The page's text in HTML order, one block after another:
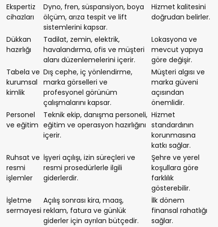
Ekspertiz
cihazları
Dyno, fren, süspansiyon, boya
ölçüm, arıza tespit ve lift
sistemlerini kapsar.
Hizmet kalitesini
doğrudan belirler.
Dükkan
hazırlığı
Tadilat, zemin, elektrik,
havalandırma, ofis ve müşteri
alanı düzenlemelerini içerir.
Lokasyona ve
mevcut yapıya
göre değişir.
Tabela ve
kurumsal
kimlik
Dış cephe, iç yönlendirme,
marka görselleri ve
profesyonel görünüm
çalışmalarını kapsar.
Müşteri algısı ve
marka güveni
açısından
önemlidir.
Personel
ve eğitim
Teknik ekip, danışma personeli,
eğitim ve operasyon hazırlığını
içerir.
Hizmet
standardının
korunmasına
katkı sağlar.
Ruhsat ve
resmi
işlemler
İşyeri açılışı, izin süreçleri ve
resmi prosedürlerle ilgili
giderlerdir.
Şehre ve yerel
koşullara göre
farklılık
gösterebilir.
İşletme
sermayesi
Açılış sonrası kira, maaş,
reklam, fatura ve günlük
giderler için ayrılan bütçedir.
İlk dönem
finansal rahatlığı
sağlar.